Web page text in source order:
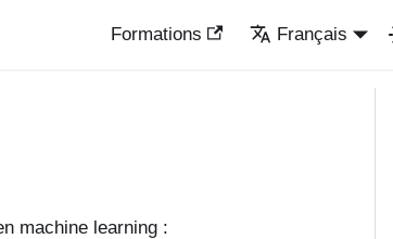
Formations Français
machine learning :